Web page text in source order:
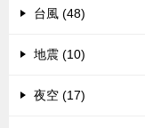
台風 (48)
地震 (10)
夜空 (17)